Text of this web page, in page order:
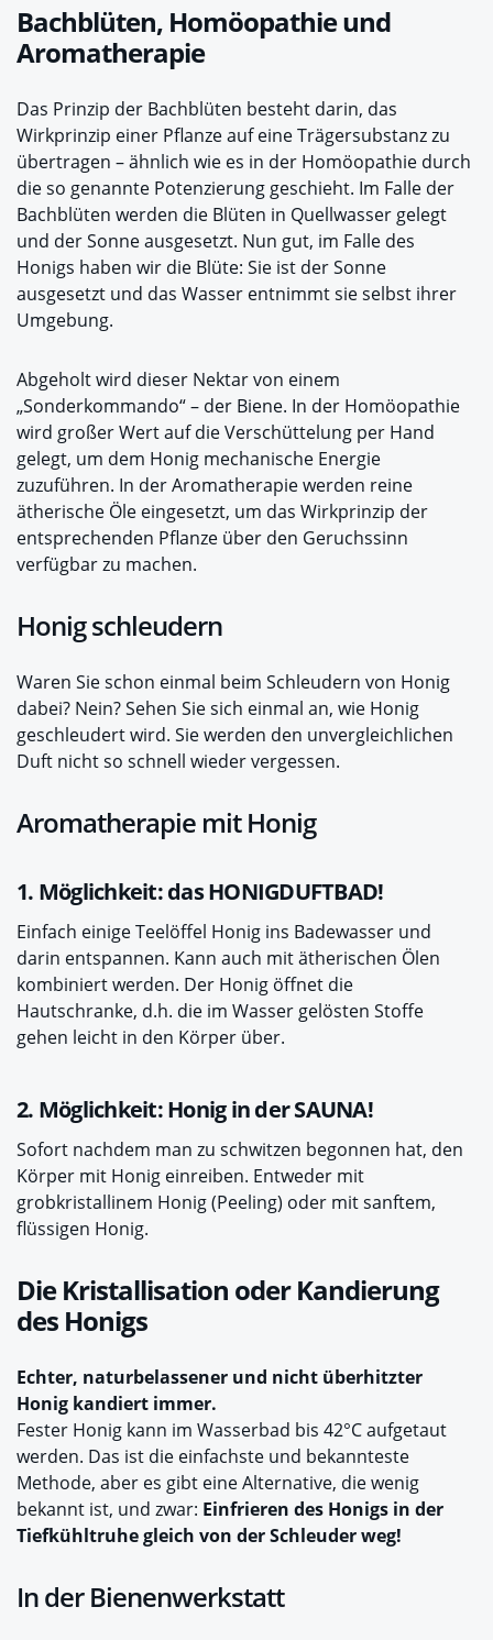
Bachblüten, Homöopathie und
Aromatherapie
Das Prinzip der Bachblüten besteht darin, das
Wirkprinzip einer Pflanze auf eine Trägersubstanz zu
übertragen – ähnlich wie es in der Homöopathie durch
die so genannte Potenzierung geschieht. Im Falle der
Bachblüten werden die Blüten in Quellwasser gelegt
und der Sonne ausgesetzt. Nun gut, im Falle des
Honigs haben wir die Blüte: Sie ist der Sonne
ausgesetzt und das Wasser entnimmt sie selbst ihrer
Umgebung.
Abgeholt wird dieser Nektar von einem
„Sonderkommando“ – der Biene. In der Homöopathie
wird großer Wert auf die Verschüttelung per Hand
gelegt, um dem Honig mechanische Energie
zuzuführen. In der Aromatherapie werden reine
ätherische Öle eingesetzt, um das Wirkprinzip der
entsprechenden Pflanze über den Geruchssinn
verfügbar zu machen.
Honig schleudern
Waren Sie schon einmal beim Schleudern von Honig
dabei? Nein? Sehen Sie sich einmal an, wie Honig
geschleudert wird. Sie werden den unvergleichlichen
Duft nicht so schnell wieder vergessen.
Aromatherapie mit Honig
1. Möglichkeit: das HONIGDUFTBAD!
Einfach einige Teelöffel Honig ins Badewasser und
darin entspannen. Kann auch mit ätherischen Ölen
kombiniert werden. Der Honig öffnet die
Hautschranke, d.h. die im Wasser gelösten Stoffe
gehen leicht in den Körper über.
2. Möglichkeit: Honig in der SAUNA!
Sofort nachdem man zu schwitzen begonnen hat, den
Körper mit Honig einreiben. Entweder mit
grobkristallinem Honig (Peeling) oder mit sanftem,
flüssigen Honig.
Die Kristallisation oder Kandierung
des Honigs
Echter, naturbelassener und nicht überhitzter
Honig kandiert immer.
Fester Honig kann im Wasserbad bis 42°C aufgetaut
werden. Das ist die einfachste und bekannteste
Methode, aber es gibt eine Alternative, die wenig
bekannt ist, und zwar: Einfrieren des Honigs in der
Tiefkühltruhe gleich von der Schleuder weg!
In der Bienenwerkstatt